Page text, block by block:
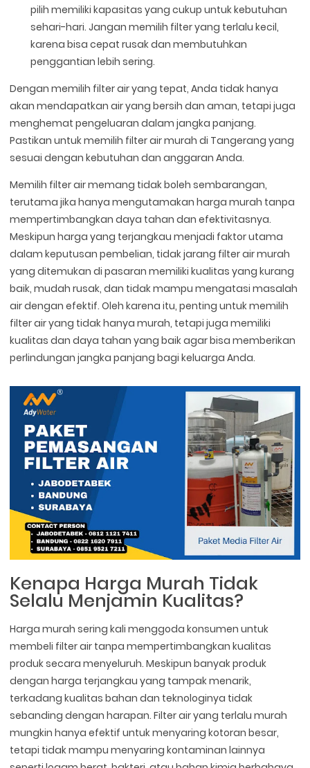
pilih memiliki kapasitas yang cukup untuk kebutuhan
sehari-hari. Jangan memilih filter yang terlalu kecil,
karena bisa cepat rusak dan membutuhkan
penggantian lebih sering.
Dengan memilih filter air yang tepat, Anda tidak hanya
akan mendapatkan air yang bersih dan aman, tetapi juga
menghemat pengeluaran dalam jangka panjang.
Pastikan untuk memilih filter air murah di Tangerang yang
sesuai dengan kebutuhan dan anggaran Anda.
Memilih filter air memang tidak boleh sembarangan,
terutama jika hanya mengutamakan harga murah tanpa
mempertimbangkan daya tahan dan efektivitasnya.
Meskipun harga yang terjangkau menjadi faktor utama
dalam keputusan pembelian, tidak jarang filter air murah
yang ditemukan di pasaran memiliki kualitas yang kurang
baik, mudah rusak, dan tidak mampu mengatasi masalah
air dengan efektif. Oleh karena itu, penting untuk memilih
filter air yang tidak hanya murah, tetapi juga memiliki
kualitas dan daya tahan yang baik agar bisa memberikan
perlindungan jangka panjang bagi keluarga Anda.
Kenapa Harga Murah Tidak
Selalu Menjamin Kualitas?
Harga murah sering kali menggoda konsumen untuk
membeli filter air tanpa mempertimbangkan kualitas
produk secara menyeluruh. Meskipun banyak produk
dengan harga terjangkau yang tampak menarik,
terkadang kualitas bahan dan teknologinya tidak
sebanding dengan harapan. Filter air yang terlalu murah
mungkin hanya efektif untuk menyaring kotoran besar,
tetapi tidak mampu menyaring kontaminan lainnya